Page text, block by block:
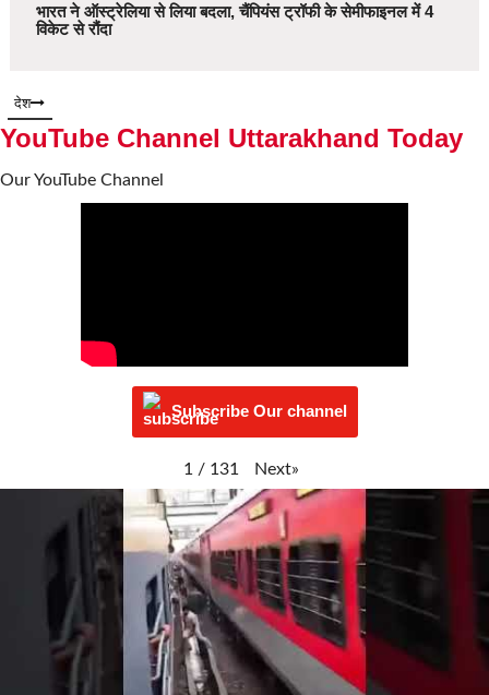
भारत ने ऑस्ट्रेलिया से लिया बदला, चैंपियंस ट्रॉफी के सेमीफाइनल में 4
विकेट से रौंदा
देश
YouTube Channel Uttarakhand Today
Our YouTube Channel
Subscribe Our channel
1 / 131 Next»